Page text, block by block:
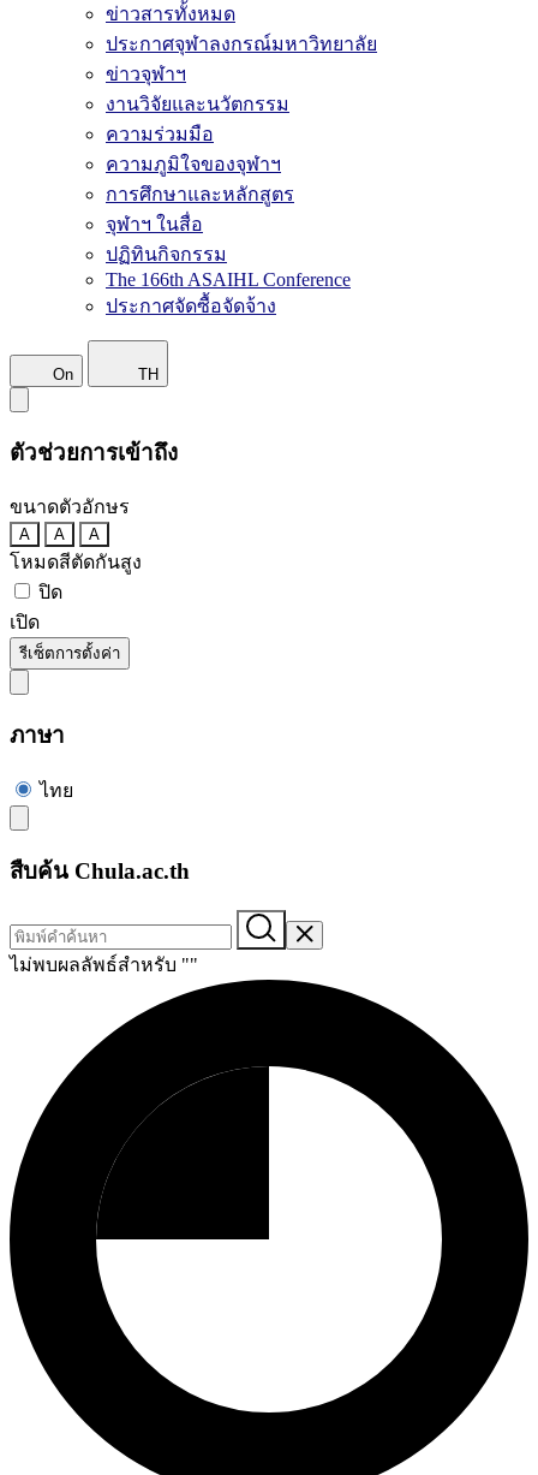
ข่าวสารทั้งหมด
ประกาศจุฬาลงกรณ์มหาวิทยาลัย
ข่าวจุฬาฯ
งานวิจัยและนวัตกรรม
ความร่วมมือ
ความภูมิใจของจุฬาฯ
การศึกษาและหลักสูตร
จุฬาฯ ในสื่อ
ปฏิทินกิจกรรม
The 166th ASAIHL Conference
ประกาศจัดซื้อจัดจ้าง
On TH
ตัวช่วยการเข้าถึง
ขนาดตัวอักษร
A A A
โหมดสีตัดกันสูง
ปิด
เปิด
รีเซ็ตการตั้งค่า
ภาษา
ไทย
สืบค้น Chula.ac.th
ไม่พบผลลัพธ์สำหรับ ""